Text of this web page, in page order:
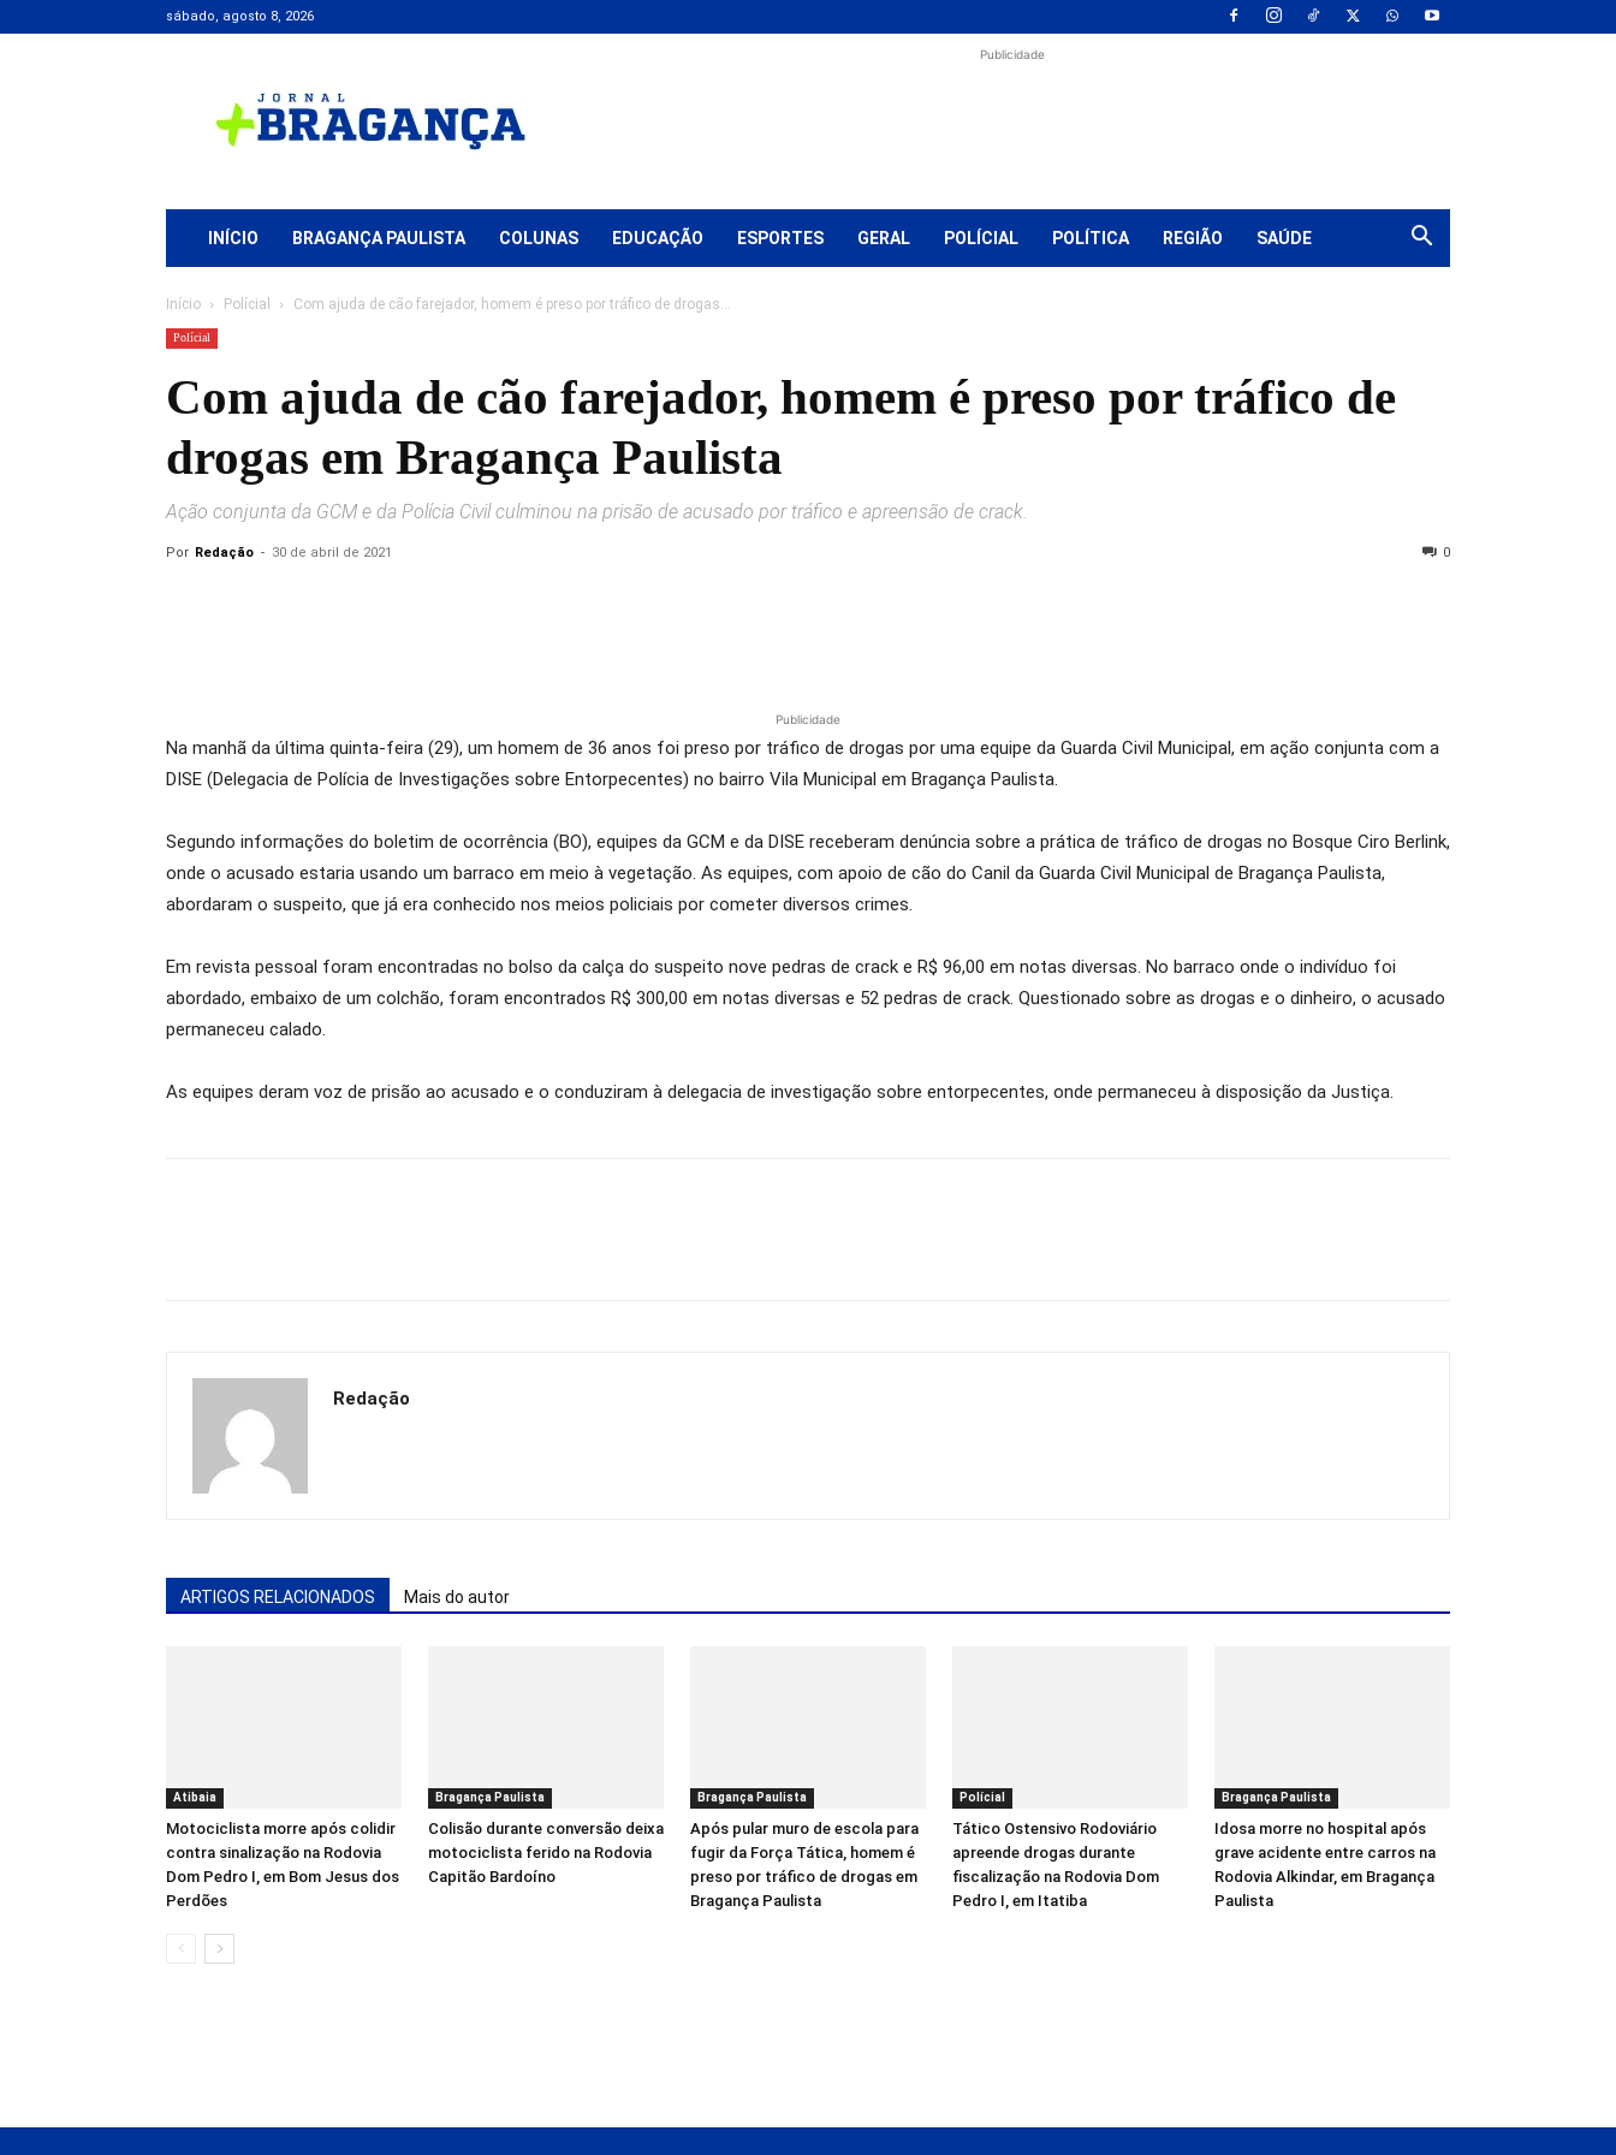
sábado, agosto 8, 2026
+
Bragança
Publicidade
INÍCIO BRAGANÇA PAULISTA COLUNAS EDUCAÇÃO ESPORTES GERAL POLÍCIAL POLÍTICA REGIÃO SAÚDE
Início Polícial Com ajuda de cão farejador, homem é preso por tráfico de drogas...
Polícial
Com ajuda de cão farejador, homem é preso por tráfico de
drogas em Bragança Paulista
Ação conjunta da GCM e da Polícia Civil culminou na prisão de acusado por tráfico e apreensão de crack.
Por Redação - 30 de abril de 2021 0
Publicidade
Na manhã da última quinta-feira (29), um homem de 36 anos foi preso por tráfico de drogas por uma equipe da Guarda Civil Municipal, em ação conjunta com a
DISE (Delegacia de Polícia de Investigações sobre Entorpecentes) no bairro Vila Municipal em Bragança Paulista.
Segundo informações do boletim de ocorrência (BO), equipes da GCM e da DISE receberam denúncia sobre a prática de tráfico de drogas no Bosque Ciro Berlink,
onde o acusado estaria usando um barraco em meio à vegetação. As equipes, com apoio de cão do Canil da Guarda Civil Municipal de Bragança Paulista,
abordaram o suspeito, que já era conhecido nos meios policiais por cometer diversos crimes.
Em revista pessoal foram encontradas no bolso da calça do suspeito nove pedras de crack e R$ 96,00 em notas diversas. No barraco onde o indivíduo foi
abordado, embaixo de um colchão, foram encontrados R$ 300,00 em notas diversas e 52 pedras de crack. Questionado sobre as drogas e o dinheiro, o acusado
permaneceu calado.
As equipes deram voz de prisão ao acusado e o conduziram à delegacia de investigação sobre entorpecentes, onde permaneceu à disposição da Justiça.
Redação
ARTIGOS RELACIONADOS Mais do autor
Atibaia
Motociclista morre após colidir
contra sinalização na Rodovia
Dom Pedro I, em Bom Jesus dos
Perdões
Bragança Paulista
Colisão durante conversão deixa
motociclista ferido na Rodovia
Capitão Bardoíno
Bragança Paulista
Após pular muro de escola para
fugir da Força Tática, homem é
preso por tráfico de drogas em
Bragança Paulista
Polícial
Tático Ostensivo Rodoviário
apreende drogas durante
fiscalização na Rodovia Dom
Pedro I, em Itatiba
Bragança Paulista
Idosa morre no hospital após
grave acidente entre carros na
Rodovia Alkindar, em Bragança
Paulista